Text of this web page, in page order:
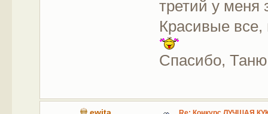
третий у меня
Красивые
Спасибо,